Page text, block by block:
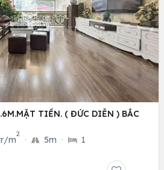
TIỀN. ( ĐỨC DIỄN ) BẮC
m
2
· 5m · 1